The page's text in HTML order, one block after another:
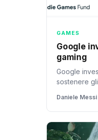
GAMES
Google
gaming
Google
sostenere
ludici.
Daniele Messi